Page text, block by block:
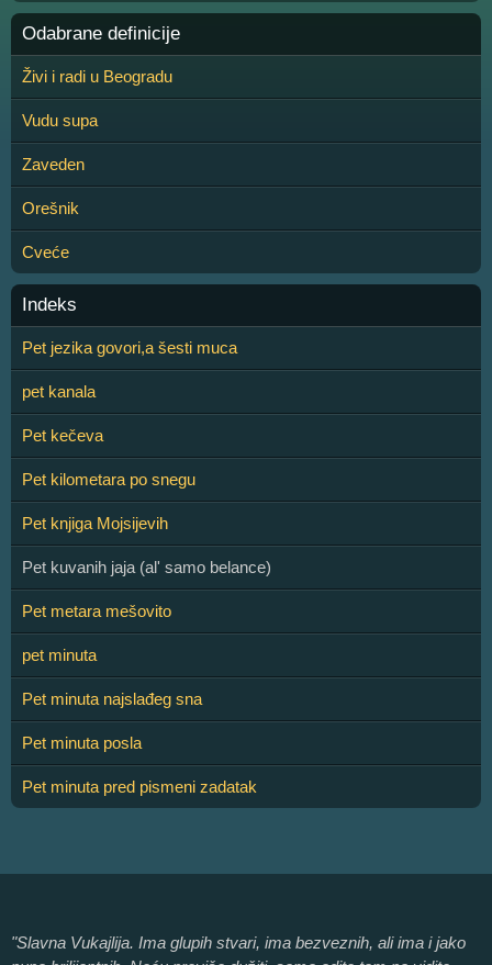
Odabrane definicije
Živi i radi u Beogradu
Vudu supa
Zaveden
Orešnik
Cveće
Indeks
Pet jezika govori,a šesti muca
pet kanala
Pet kečeva
Pet kilometara po snegu
Pet knjiga Mojsijevih
Pet kuvanih jaja (al' samo belance)
Pet metara mešovito
pet minuta
Pet minuta najslađeg sna
Pet minuta posla
Pet minuta pred pismeni zadatak
"Slavna Vukajlija. Ima glupih stvari, ima bezveznih, ali ima i jako